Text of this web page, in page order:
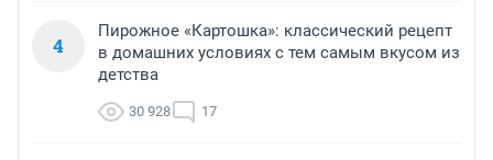
4
Пирожное «Картошка»: классический рецепт
в домашних условиях с тем самым вкусом из
детства
30 928 17